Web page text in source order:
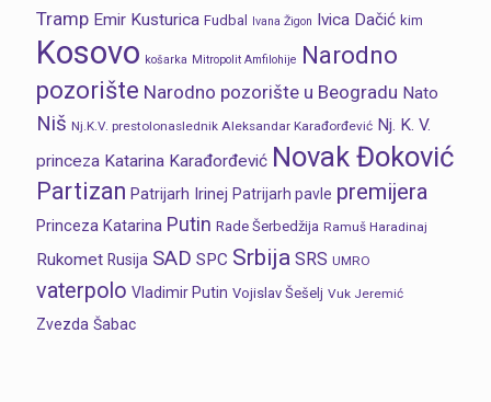
Tramp Emir Kusturica Fudbal Ivana Žigon Ivica Dačić kim
Kosovo košarka Mitropolit Amfilohije Narodno
pozorište Narodno pozorište u Beogradu Nato
Niš Nj.K.V. prestolonaslednik Aleksandar Karađorđević Nj. K. V.
princeza Katarina Karađorđević Novak Đoković
Partizan Patrijarh Irinej Patrijarh pavle premijera
Princeza Katarina Putin Rade Šerbedžija Ramuš Haradinaj
Rukomet Rusija SAD SPC Srbija SRS UMRO
vaterpolo Vladimir Putin Vojislav Šešelj Vuk Jeremić
Zvezda Šabac